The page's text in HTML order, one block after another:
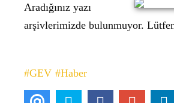
Aradığınız yazı
arşivlerimizde bulunmuyor.
#GEV #Haber